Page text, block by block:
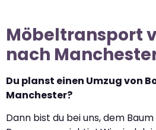
Möbeltransport
nach
Du planst einen Umzug von
Manchester?
Dann bist du bei uns, dem